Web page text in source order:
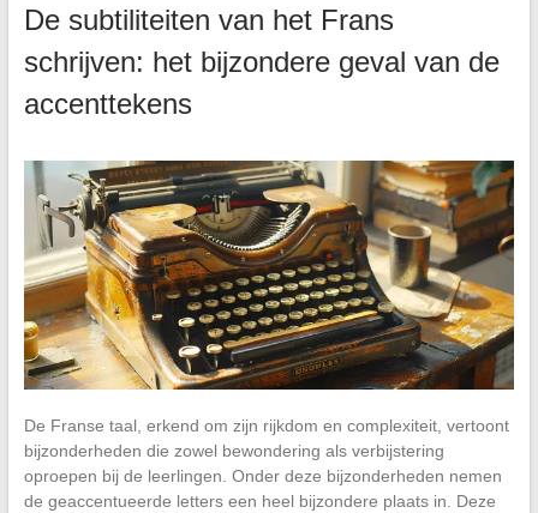
De subtiliteiten van het Frans
schrijven: het bijzondere geval van de
accenttekens
De Franse taal, erkend om zijn rijkdom en complexiteit, vertoont
bijzonderheden die zowel bewondering als verbijstering
oproepen bij de leerlingen. Onder deze bijzonderheden nemen
de geaccentueerde letters een heel bijzondere plaats in. Deze